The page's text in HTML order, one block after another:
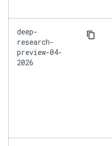
deep-
research-
preview-04-
2026